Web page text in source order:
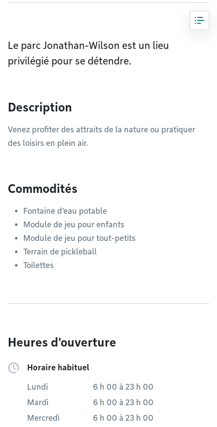
Le parc Jonathan-Wilson est un lieu
privilégié pour se détendre.
Description
Venez profiter des attraits de la nature ou pratiquer
des loisirs en plein air.
Commodités
Fontaine d'eau potable
Module de jeu pour enfants
Module de jeu pour tout-petits
Terrain de pickleball
Toilettes
Heures d'ouverture
Horaire habituel
Lundi 6 h 00 à 23 h 00
Mardi
6 h 00 à 23 h 00
Mercredi
6 h 00 à 23 h 00